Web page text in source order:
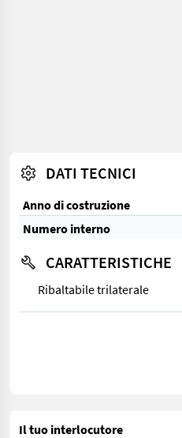
DATI TECNICI
Anno di costruzione
Numero interno
CARATTERISTICHE
Ribaltabile trilaterale
Il tuo interlocutore